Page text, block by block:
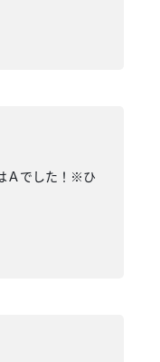
Ａでした！※ひ